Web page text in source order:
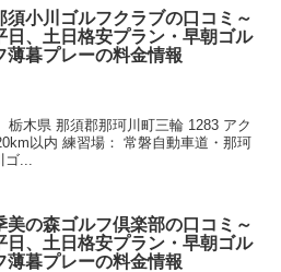
須小川ゴルフクラブの口コミ～
日、土日格安プラン・早朝ゴル
薄暮プレーの料金情報
栃木県 那須郡那珂川町三輪 1283 アク
以内 練習場： 常磐自動車道・那珂
...
美の森ゴルフ倶楽部の口コミ～
日、土日格安プラン・早朝ゴル
薄暮プレーの料金情報